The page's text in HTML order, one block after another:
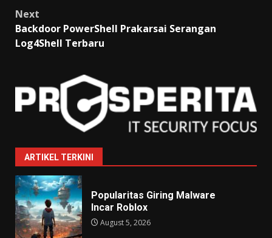
Next
Backdoor PowerShell Prakarsai Serangan
Log4Shell Terbaru
ARTIKEL TERKINI
Popularitas Giring Malware
Incar Roblox
August 5, 2026